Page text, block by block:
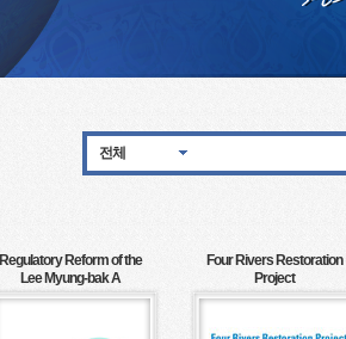
전체
Regulatory Reform of the
Lee Myung-bak A
Four Rivers Restoration
Project